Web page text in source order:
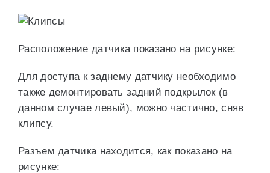
Расположение датчика показано на рисунке:
Для доступа к заднему датчику необходимо
также демонтировать задний подкрылок (в
данном случае левый), можно частично, сняв
клипсу.
Разъем датчика находится, как показано на
рисунке: